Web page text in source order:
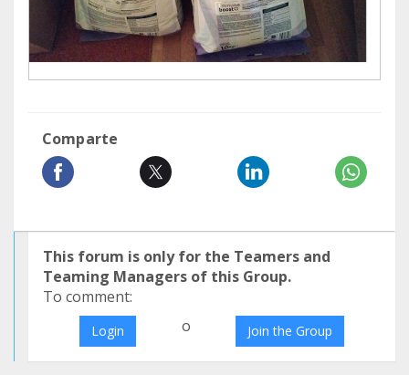
Comparte
This forum is only for the Teamers and
Teaming Managers of this Group.
To comment:
Login o Join the Group